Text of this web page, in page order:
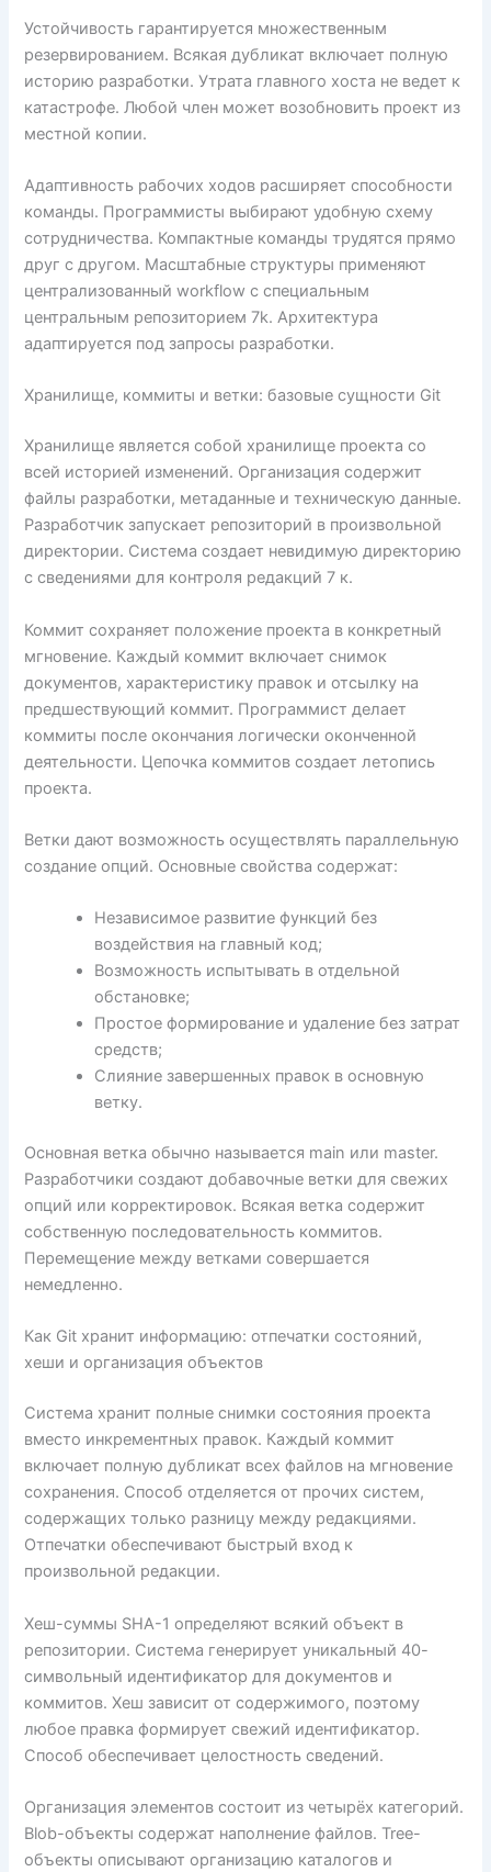
Устойчивость гарантируется множественным
резервированием. Всякая дубликат включает полную
историю разработки. Утрата главного хоста не ведет к
катастрофе. Любой член может возобновить проект из
местной копии.
Адаптивность рабочих ходов расширяет способности
команды. Программисты выбирают удобную схему
сотрудничества. Компактные команды трудятся прямо
друг с другом. Масштабные структуры применяют
централизованный workflow с специальным
центральным репозиторием 7k. Архитектура
адаптируется под запросы разработки.
Хранилище, коммиты и ветки: базовые сущности Git
Хранилище является собой хранилище проекта со
всей историей изменений. Организация содержит
файлы разработки, метаданные и техническую данные.
Разработчик запускает репозиторий в произвольной
директории. Система создает невидимую директорию
с сведениями для контроля редакций 7 к.
Коммит сохраняет положение проекта в конкретный
мгновение. Каждый коммит включает снимок
документов, характеристику правок и отсылку на
предшествующий коммит. Программист делает
коммиты после окончания логически оконченной
деятельности. Цепочка коммитов создает летопись
проекта.
Ветки дают возможность осуществлять параллельную
создание опций. Основные свойства содержат:
Независимое развитие функций без
воздействия на главный код;
Возможность испытывать в отдельной
обстановке;
Простое формирование и удаление без затрат
средств;
Слияние завершенных правок в основную
ветку.
Основная ветка обычно называется main или master.
Разработчики создают добавочные ветки для свежих
опций или корректировок. Всякая ветка содержит
собственную последовательность коммитов.
Перемещение между ветками совершается
немедленно.
Как Git хранит информацию: отпечатки состояний,
хеши и организация объектов
Система хранит полные снимки состояния проекта
вместо инкрементных правок. Каждый коммит
включает полную дубликат всех файлов на мгновение
сохранения. Способ отделяется от прочих систем,
содержащих только разницу между редакциями.
Отпечатки обеспечивают быстрый вход к
произвольной редакции.
Хеш-суммы SHA-1 определяют всякий объект в
репозитории. Система генерирует уникальный 40-
символьный идентификатор для документов и
коммитов. Хеш зависит от содержимого, поэтому
любое правка формирует свежий идентификатор.
Способ обеспечивает целостность сведений.
Организация элементов состоит из четырёх категорий.
Blob-объекты содержат наполнение файлов. Tree-
объекты описывают организацию каталогов и